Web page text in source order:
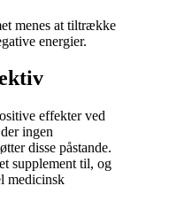
menes at tiltrække
energier.
effekter ved
ingen
disse påstande.
supplement til, og
medicinsk